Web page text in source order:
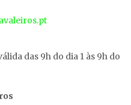
das 9h do dia 1 às 9h do